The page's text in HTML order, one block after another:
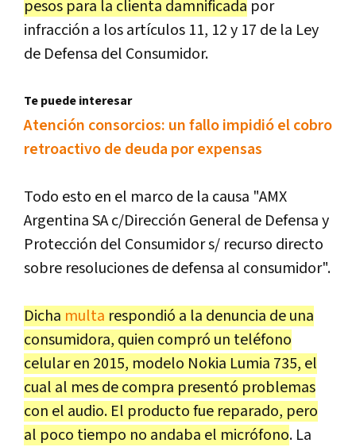
pesos para la clienta damnificada por
infracción a los artículos 11, 12 y 17 de la Ley
de Defensa del Consumidor.
Te puede interesar
Atención consorcios: un fallo impidió el cobro
retroactivo de deuda por expensas
Todo esto en el marco de la causa "AMX
Argentina SA c/Dirección General de Defensa y
Protección del Consumidor s/ recurso directo
sobre resoluciones de defensa al consumidor".
Dicha multa respondió a la denuncia de una
consumidora, quien compró un teléfono
celular en 2015, modelo Nokia Lumia 735, el
cual al mes de compra presentó problemas
con el audio. El producto fue reparado, pero
al poco tiempo no andaba el micrófono. La